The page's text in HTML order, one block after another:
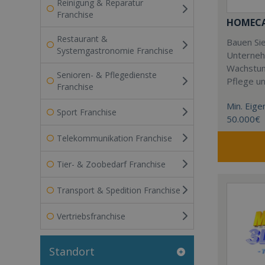
Reinigung & Reparatur
Franchise
Restaurant &
Systemgastronomie Franchise
Senioren- & Pflegedienste
Franchise
Sport Franchise
Telekommunikation Franchise
Tier- & Zoobedarf Franchise
Transport & Spedition Franchise
Vertriebsfranchise
Standort
Bauen
Pflege
Min.
50.000€